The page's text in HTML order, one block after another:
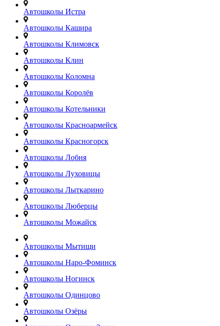
Автошколы Истра
Автошколы Кашира
Автошколы Климовск
Автошколы Клин
Автошколы Коломна
Автошколы Королёв
Автошколы Котельники
Автошколы Красноармейск
Автошколы Красногорск
Автошколы Лобня
Автошколы Луховицы
Автошколы Лыткарино
Автошколы Люберцы
Автошколы Можайск
Автошколы Мытищи
Автошколы Наро-Фоминск
Автошколы Ногинск
Автошколы Одинцово
Автошколы Озёры